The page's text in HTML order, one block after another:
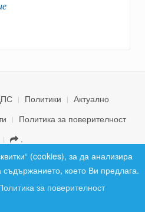
Политики
Актуално
Политика за поверителност
.
Всички права запазени.
(cookies), за да анализира
което Ви предлага.
за поверителност